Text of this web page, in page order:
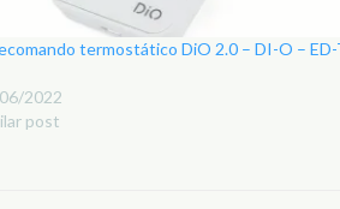
termostático DiO 2.0 – DI-O –
2022
post